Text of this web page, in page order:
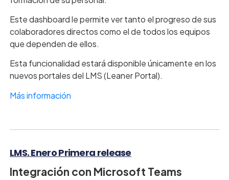
Este dashboard le permite ver tanto el progreso de sus
colaboradores directos como el de todos los equipos
que dependen de ellos.
Esta funcionalidad estará disponible únicamente en los
nuevos portales del LMS (Leaner Portal).
Más información
LMS. Enero Primera release
Integración con Microsoft Teams